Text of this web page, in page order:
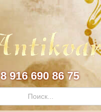
8 916 690 86 75